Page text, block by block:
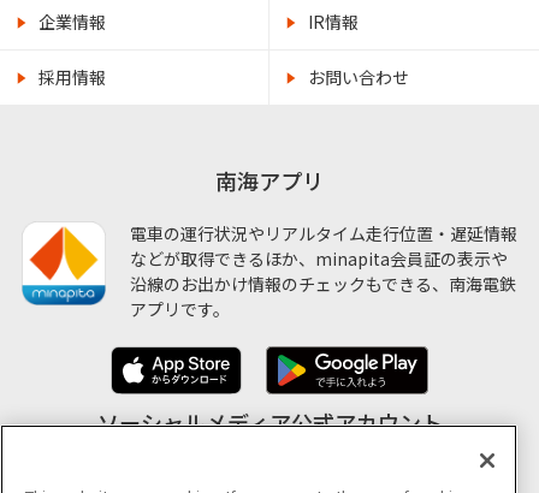
企業情報 IR情報
採用情報 お問い合わせ
南海アプリ
電車の運行状況やリアルタイム走行位置・遅延情報
などが取得できるほか、minapita会員証の表示や
沿線のお出かけ情報のチェックもできる、南海電鉄
アプリです。
ソーシャルメディア公式アカウント